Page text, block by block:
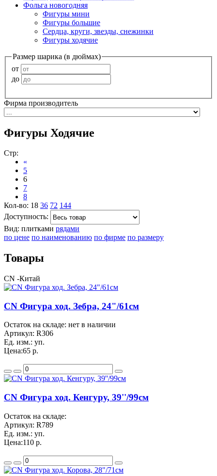
Фольга новогодняя
Фигуры мини
Фигуры большие
Сердца, круги, звезды, снежинки
Фигуры ходячие
Размер шарика (в дюймах)
от
до
Фирма производитель
Фигуры Ходячие
Стр:
«
5
6
7
8
Кол-во: 18 36 72 144
Доступность:
Вид: плитками рядами
по цене по наименованию по фирме по размеру
Товары
CN -Китай
CN Фигура ход. Зебра, 24"/61см
Остаток на складе: нет в наличии
Артикул: R306
Ед. изм.: уп.
Цена:65 р.
CN Фигура ход. Кенгуру, 39''/99см
Остаток на складе:
Артикул: R789
Ед. изм.: уп.
Цена:110 р.